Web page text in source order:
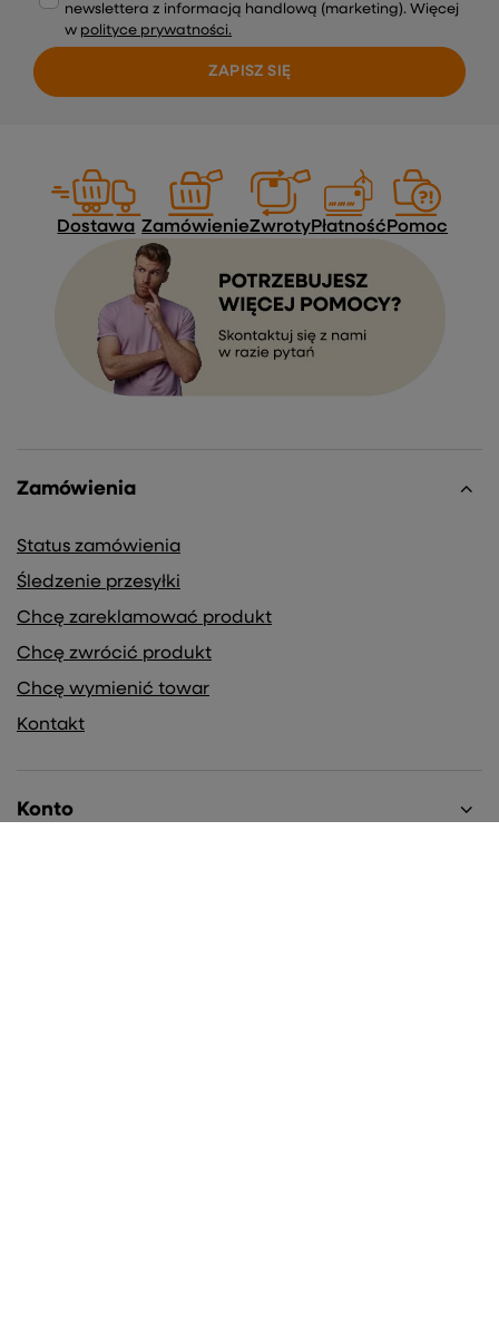
newslettera z informacją handlową (marketing). Więcej
w polityce prywatności.
ZAPISZ SIĘ
Dostawa ZamówienieZwrotyPłatność Pomoc
Zamówienia
Status zamówienia
Śledzenie przesyłki
Chcę zareklamować produkt
Chcę zwrócić produkt
Chcę wymienić towar
Kontakt
Konto